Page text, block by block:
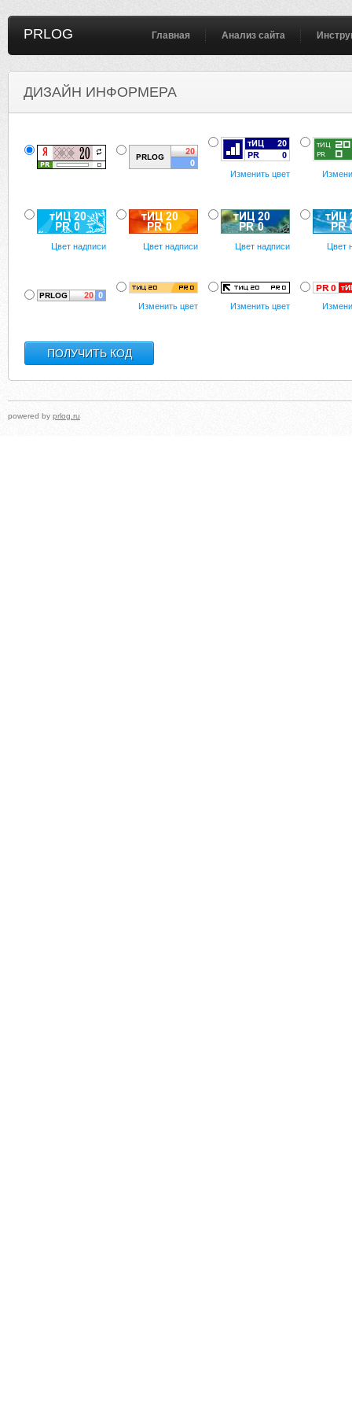
PRLOG Главная Анализ сайта
ДИЗАЙН ИНФОРМЕРА
Изменить цвет
Цвет надписи Цвет надписи Цвет надписи Цвет
Изменить цвет Изменить цвет
powered by prlog.ru